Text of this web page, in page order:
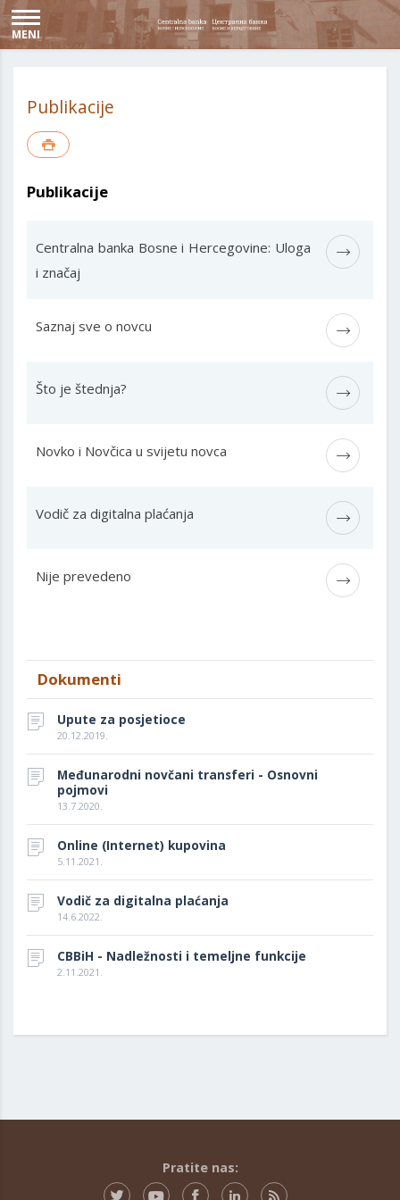
MENI
Publikacije
Publikacije
Centralna banka Bosne i Hercegovine: Uloga
i značaj
Saznaj sve o novcu
Što je štednja?
Novko i Novčica u svijetu novca
Vodič za digitalna plaćanja
Nije prevedeno
Dokumenti
Upute za posjetioce
20.12.2019.
Međunarodni novčani transferi - Osnovni
pojmovi
13.7.2020.
Online (Internet) kupovina
5.11.2021.
Vodič za digitalna plaćanja
14.6.2022.
CBBiH - Nadležnosti i temeljne funkcije
2.11.2021.
Pratite nas: